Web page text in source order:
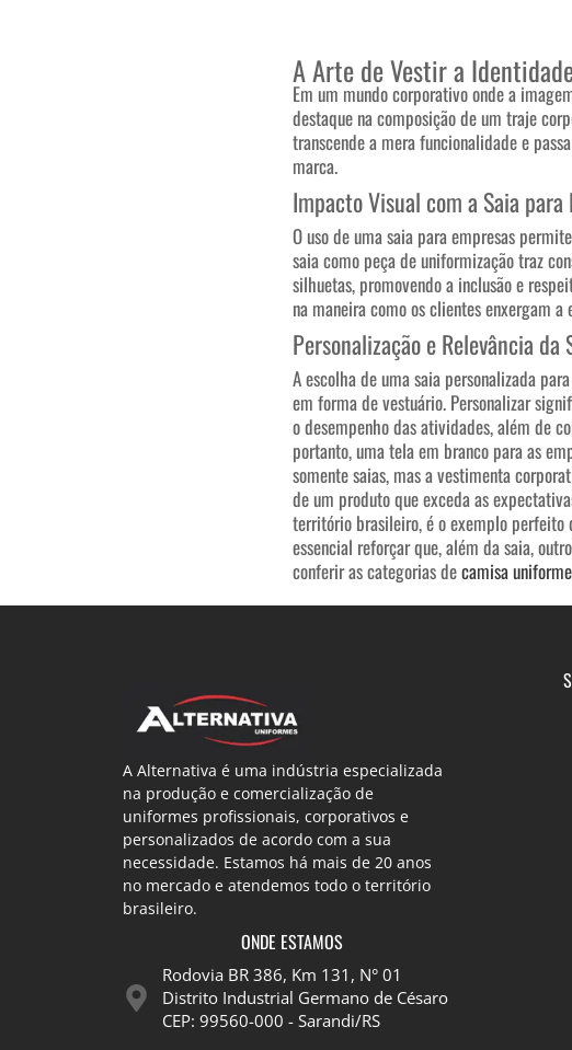
A Arte de Vestir a
Em um mundo corporativo onde a
destaque na composição de um traje
transcende a mera funcionalidade e
marca.
Impacto Visual com a Saia para
O uso de uma saia para empresas
saia como peça de uniformização traz
silhuetas, promovendo a inclusão e
na maneira como os clientes enxergam
Personalização e Relevância
A escolha de uma saia personalizada
em forma de vestuário. Personalizar
o desempenho das atividades, além de
portanto, uma tela em branco para as
somente saias, mas a vestimenta
de um produto que exceda as
território brasileiro, é o exemplo perfeito
essencial reforçar que, além da saia,
conferir as categorias decamisa uniforme
A Alternativa é uma indústria especializada
na produção e comercialização de
uniformes profissionais, corporativos e
personalizados de acordo com a sua
necessidade. Estamos há mais de 20 anos
no mercado e atendemos todo o território
brasileiro.
ONDE ESTAMOS
Rodovia BR 386, Km 131, N° 01
Distrito Industrial Germano de Césaro
CEP: 99560-000 - Sarandi/RS